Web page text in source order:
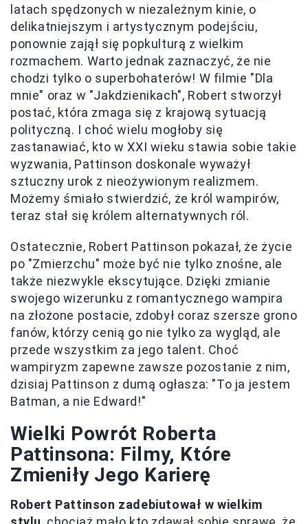
latach spędzonych w niezależnym kinie, o
delikatniejszym i artystycznym podejściu,
ponownie zajął się popkulturą z wielkim
rozmachem. Warto jednak zaznaczyć, że nie
chodzi tylko o superbohaterów! W filmie "Dla
mnie" oraz w "Jakdzienikach", Robert stworzył
postać, która zmaga się z krajową sytuacją
polityczną. I choć wielu mogłoby się
zastanawiać, kto w XXI wieku stawia sobie takie
wyzwania, Pattinson doskonale wyważył
sztuczny urok z nieożywionym realizmem.
Możemy śmiało stwierdzić, że król wampirów,
teraz stał się królem alternatywnych ról.
Ostatecznie, Robert Pattinson pokazał, że życie
po "Zmierzchu" może być nie tylko znośne, ale
także niezwykle ekscytujące. Dzięki zmianie
swojego wizerunku z romantycznego wampira
na złożone postacie, zdobył coraz szersze grono
fanów, którzy cenią go nie tylko za wygląd, ale
przede wszystkim za jego talent. Choć
wampiryzm zapewne zawsze pozostanie z nim,
dzisiaj Pattinson z dumą ogłasza: "To ja jestem
Batman, a nie Edward!"
Wielki Powrót Roberta
Pattinsona: Filmy, Które
Zmieniły Jego Karierę
Robert Pattinson zadebiutował w wielkim